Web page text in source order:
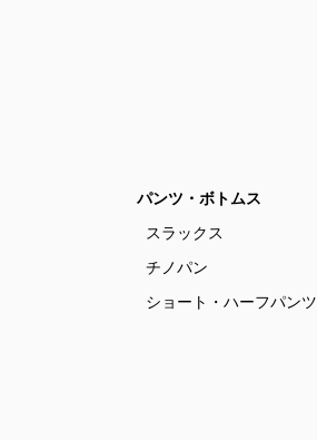
パンツ・ボトムス
スラックス
チノパン
ショート・ハーフパンツ